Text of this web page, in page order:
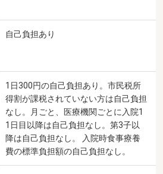
自己負担あり
1日300円の自己負担あり。市民税所
得割が課税されていない方は自己負担
なし。月ごと、医療機関ごとに入院1
1日目以降は自己負担なし。第3子以
降は自己負担なし。 入院時食事療養
費の標準負担額の自己負担なし。